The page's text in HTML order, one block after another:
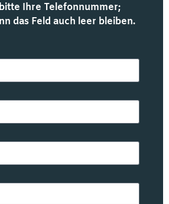
Ihre Telefonnummer;
das Feld auch leer bleiben.